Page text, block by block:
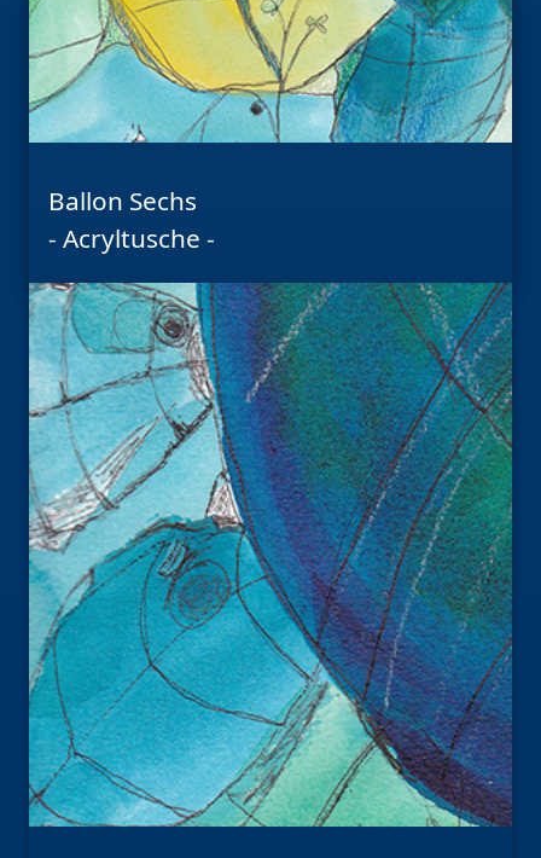
Ballon Sechs
- Acryltusche -